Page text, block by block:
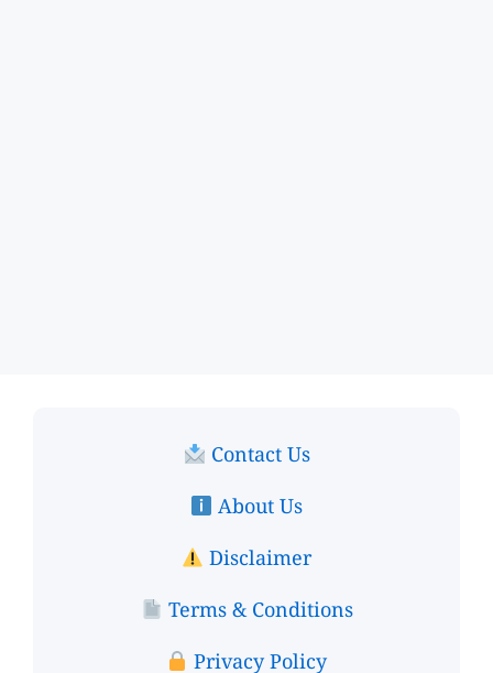
Contact Us
About Us
Disclaimer
Terms & Conditions
Privacy Policy